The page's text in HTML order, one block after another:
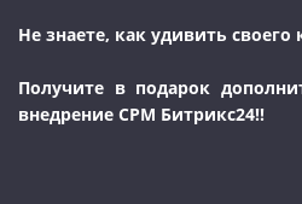
Не знаете, как удивить
Получите в подарок
внедрение СРМ Битрикс24!!